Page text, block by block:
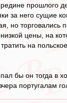
прошлого
за него сущие
но
цены, на
на
бы он тогда в
португалам